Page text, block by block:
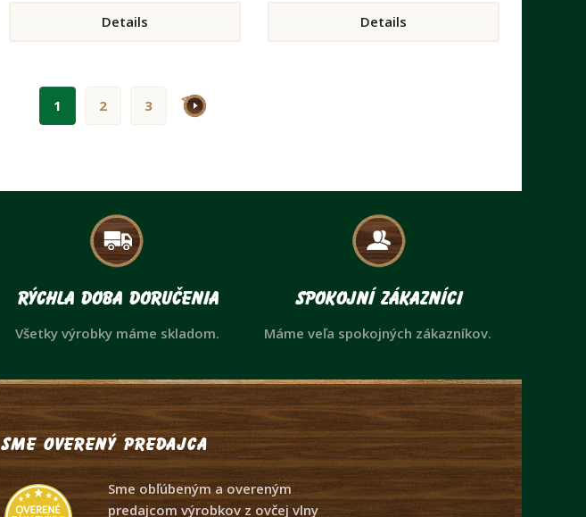
Details Details
1 2 3 >
Rýchla doba doručenia
Všetky výrobky máme skladom.
Spokojní zákazníci
Máme veľa spokojných zákazníkov.
Sme overený predajca
Sme obľúbeným a overeným
predajcom výrobkov z ovčej vlny